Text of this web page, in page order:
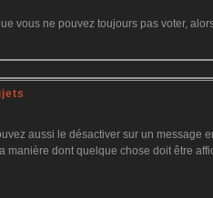
vous ne pouvez toujours pas voter,
aussi le désactiver sur un message
dont quelque chose doit être